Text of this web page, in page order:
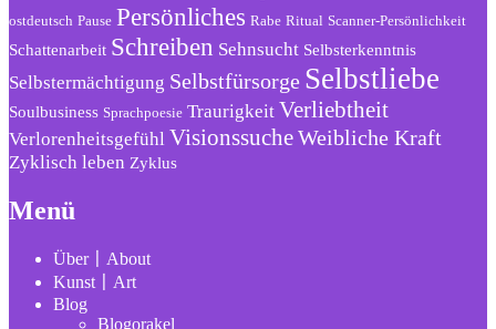
ostdeutsch Pause Persönliches Rabe Ritual Scanner-Persönlichkeit
Schattenarbeit Schreiben Sehnsucht Selbsterkenntnis
Selbstermächtigung Selbstfürsorge Selbstliebe
Soulbusiness Sprachpoesie Traurigkeit Verliebtheit
Verlorenheitsgefühl VisionssucheWeibliche Kraft
Zyklisch leben Zyklus
Menü
Über〡About
Kunst〡Art
Blog
Blogorakel